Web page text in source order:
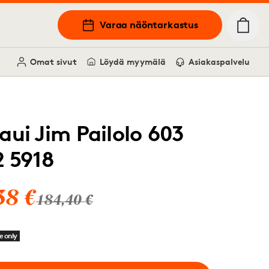
Varaa näöntarkastus
Omat sivut Löydä myymälä Asiakaspalvelu
Jim Pailolo 603
5918
€184,40 €
only